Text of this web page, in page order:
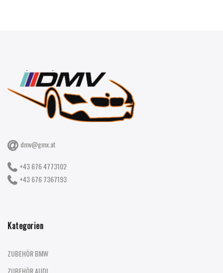
dmv@gmx.at
+43 676 4773102
+43 676 7367193
Kategorien
ZUBEHÖR BMW
ZUBEHÖR AUDI